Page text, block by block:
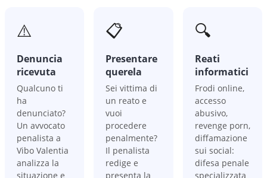
⚠️
Denuncia
ricevuta
Qualcuno ti
ha
denunciato?
Un avvocato
penalista a
Vibo Valentia
analizza la
situazione e
📋
Presentare
querela
Sei vittima di
un reato e
vuoi
procedere
penalmente?
Il penalista
redige e
presenta la
🔍
Reati
informatici
Frodi online,
accesso
abusivo,
revenge porn,
diffamazione
sui social:
difesa penale
specializzata